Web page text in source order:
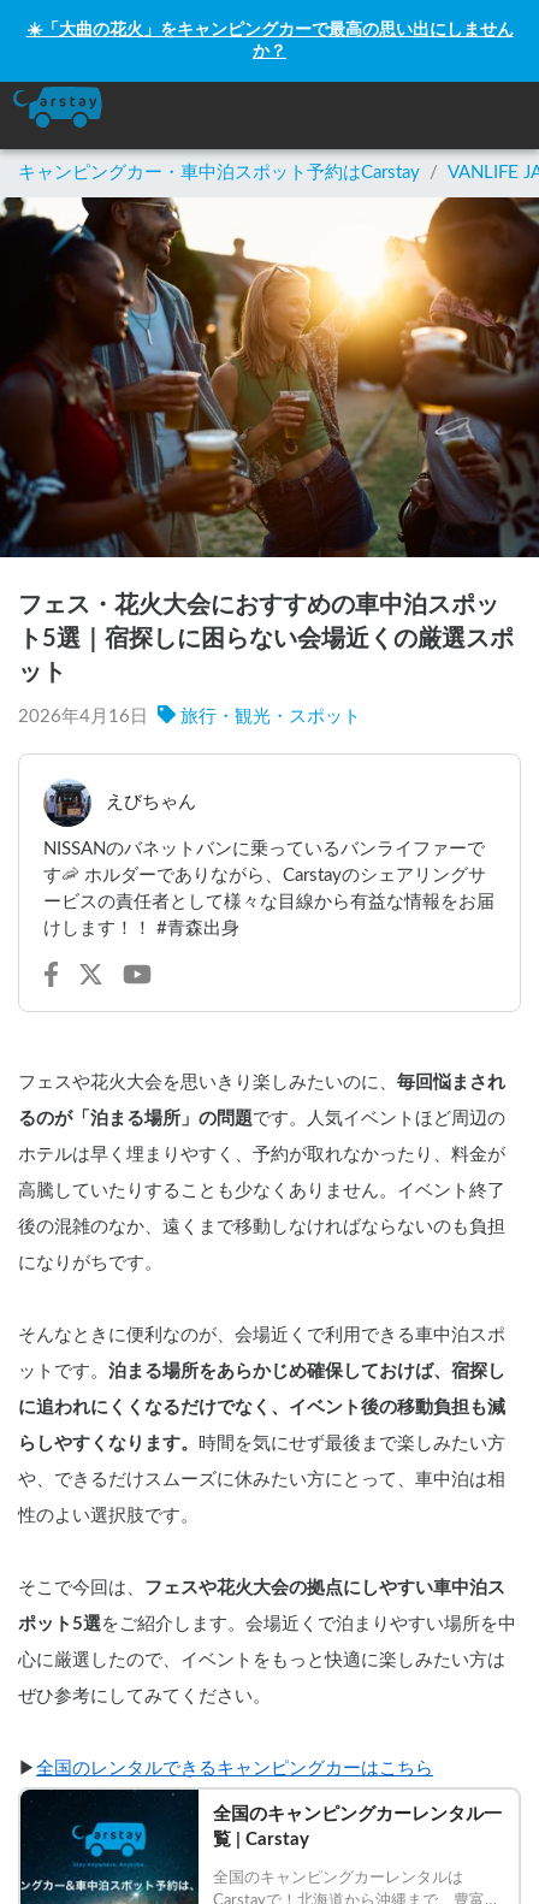
☀️「大曲の花火」をキャンピングカーで最高の思い出にしません
か？
キャンピングカー・車中泊スポット予約はCarstay / VANLIFE
フェス・花火大会におすすめの車中泊スポッ
ト5選｜宿探しに困らない会場近くの厳選スポ
ット
2026年4月16日 旅行・観光・スポット
えびちゃん
NISSANのバネットバンに乗っているバンライファーで
す🦐 ホルダーでありながら、Carstayのシェアリングサ
ービスの責任者として様々な目線から有益な情報をお届
けします！！ #青森出身
フェスや花火大会を思いきり楽しみたいのに、 毎回悩まされ
るのが「泊まる場所」の問題です。人気イベントほど周辺の
ホテルは早く埋まりやすく、予約が取れなかったり、料金が
高騰していたりすることも少なくありません。イベント終了
後の混雑のなか、遠くまで移動しなければならないのも負担
になりがちです。
そんなときに便利なのが、会場近くで利用できる車中泊スポ
ットです。 泊まる場所をあらかじめ確保しておけば、宿探し
に追われにくくなるだけでなく、イベント後の移動負担も減
らしやすくなります。
時間を気にせず最後まで楽しみたい方
や、できるだけスムーズに休みたい方にとって、車中泊は相
性のよい選択肢です。
そこで今回は、 フェスや花火大会の拠点にしやすい車中泊ス
ポット5選 をご紹介します。会場近くで泊まりやすい場所を中
心に厳選したので、イベントをもっと快適に楽しみたい方は
ぜひ参考にしてみてください。
▶︎ 全国のレンタルできるキャンピングカーはこちら
全国のキャンピングカーレンタル一
覧 | Carstay
全国のキャンピングカーレンタルは
Carstayで！北海道から沖縄まで、豊富な